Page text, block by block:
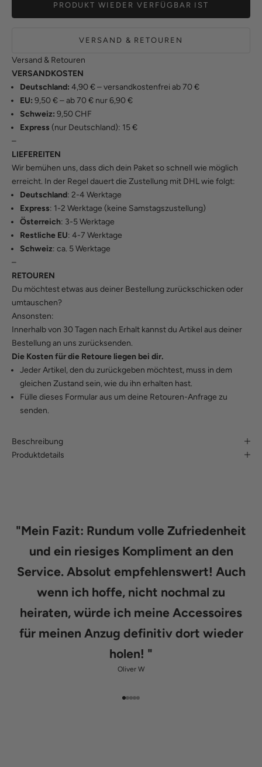
PRODUKT WIEDER VERFÜGBAR IST
VERSAND & RETOUREN
Versand & Retouren
VERSANDKOSTEN
Deutschland: 4,90 € – versandkostenfrei ab 70 €
EU: 9,50 € – ab 70 € nur 6,90 €
Schweiz: 9,50 CHF
Express (nur Deutschland): 15 €
–
LIEFEREITEN
Wir bemühen uns, dass dich dein Paket so schnell wie möglich
erreicht. In der Regel dauert die Zustellung mit DHL wie folgt:
Deutschland: 2-4 Werktage
Express: 1-2 Werktage (keine Samstagszustellung)
Österreich: 3-5 Werktage
Restliche EU: 4-7 Werktage
Schweiz: ca. 5 Werktage
–
RETOUREN
Du möchtest etwas aus deiner Bestellung zurückschicken oder
umtauschen?
Ansonsten:
Innerhalb von 30 Tagen nach Erhalt kannst du Artikel aus deiner
Bestellung an uns zurücksenden.
Die Kosten für die Retoure liegen bei dir.
Jeder Artikel, den du zurückgeben möchtest, muss in dem
gleichen Zustand sein, wie du ihn erhalten hast.
Fülle dieses Formularaus um deine Retouren-Anfrage zu
senden.
Beschreibung
Produktdetails
"Mein Fazit: Rundum volle Zufriedenheit
und ein riesiges Kompliment an den
Service. Absolut empfehlenswert! Auch
wenn ich hoffe, nicht nochmal zu
heiraten, würde ich meine Accessoires
für meinen Anzug definitiv dort wieder
holen! "
Oliver W
Gehe zu Element 1
Gehe zu Element 2
Gehe zu Element 3
Gehe zu Element 4
Gehe zu Element 5